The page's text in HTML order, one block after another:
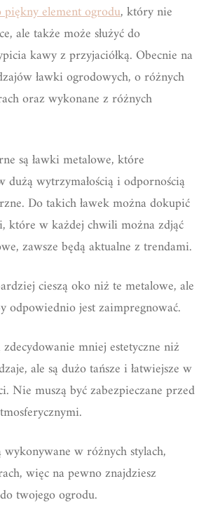
element ogrodu, który nie
ale także może służyć do
kawy z przyjaciółką. Obecnie na
ławki ogrodowych, o różnych
oraz wykonane z różnych
są ławki metalowe, które
wytrzymałością i odpornością
Do takich ławek można dokupić
które w każdej chwili można zdjąć
zawsze będą aktualne z trendami.
cieszą oko niż te metalowe, ale
odpowiednio jest zaimpregnować.
mniej estetyczne niż
ale są dużo tańsze i łatwiejsze w
Nie muszą być zabezpieczane przed
w różnych stylach,
więc na pewno znajdziesz
twojego ogrodu.